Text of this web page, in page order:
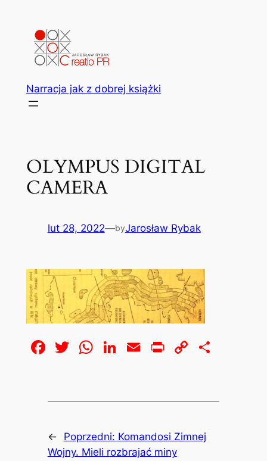
Narracja jak z dobrej książki
OLYMPUS DIGITAL
CAMERA
lut 28, 2022—byJarosław Rybak
Facebook
Twitter
WhatsApp
LinkedIn
EmailPrintCopy
← Poprzedni: Komandosi Zimnej
Wojny. Mieli rozbrajać miny